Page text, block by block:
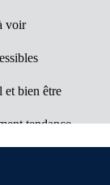
voir
et bien être
tendance